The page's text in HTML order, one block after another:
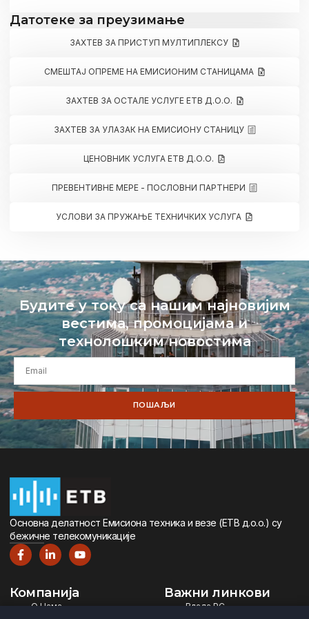
Датотеке за преузимање
ЗАХТЕВ ЗА ПРИСТУП МУЛТИПЛЕКСУ
СМЕШТАЈ ОПРЕМЕ НА ЕМИСИОНИМ СТАНИЦАМА
ЗАХТЕВ ЗА ОСТАЛЕ УСЛУГЕ ЕТВ Д.О.О.
ЗАХТЕВ ЗА УЛАЗАК НА ЕМИСИОНУ СТАНИЦУ
ЦЕНОВНИК УСЛУГА ЕТВ Д.О.О.
ПРЕВЕНТИВНЕ МЕРЕ - ПОСЛОВНИ ПАРТНЕРИ
УСЛОВИ ЗА ПРУЖАЊЕ ТЕХНИЧКИХ УСЛУГА
Будите у току са нашим најновијим
вестима, промоцијама и
технолошким новостима
ПОШАЉИ
Oсновна дeлатност Eмисиона тeхника и вeзe (ETВ д.о.о.) су
бeжичнe тeлeкомуникацијe
Компанија
О Нама
Важни линкови
Влада РС